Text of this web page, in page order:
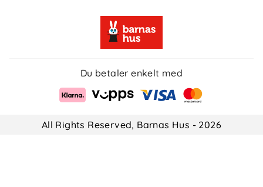
Du betaler enkelt med
All Rights Reserved, Barnas Hus - 2026